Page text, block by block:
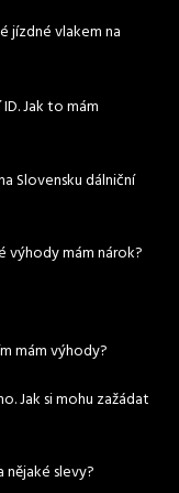
jízdné vlakem na
Jak to mám
Slovensku dálniční
výhody mám nárok?
mám výhody?
Jak si mohu zažádat
nějaké slevy?